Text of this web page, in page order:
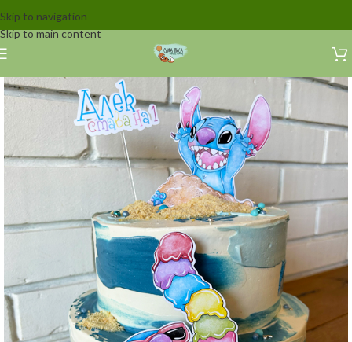
Skip to navigation
Skip to main content